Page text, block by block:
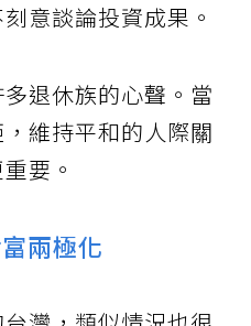
意談論投資成果。
退休族的心聲。當
維持平和的人際關
要。
兩極化